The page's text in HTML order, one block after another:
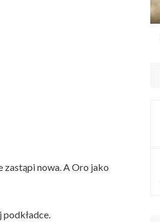
zastąpi nowa. A Oro jako
podkładce.